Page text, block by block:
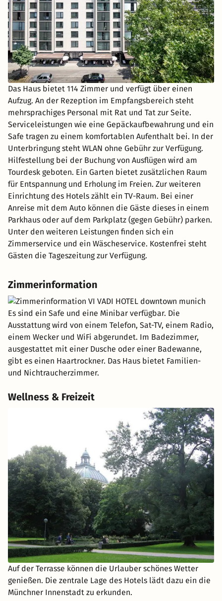
Das Haus bietet 114 Zimmer und verfügt über einen
Aufzug. An der Rezeption im Empfangsbereich steht
mehrsprachiges Personal mit Rat und Tat zur Seite.
Serviceleistungen wie eine Gepäckaufbewahrung und ein
Safe tragen zu einem komfortablen Aufenthalt bei. In der
Unterbringung steht WLAN ohne Gebühr zur Verfügung.
Hilfestellung bei der Buchung von Ausflügen wird am
Tourdesk geboten. Ein Garten bietet zusätzlichen Raum
für Entspannung und Erholung im Freien. Zur weiteren
Einrichtung des Hotels zählt ein TV-Raum. Bei einer
Anreise mit dem Auto können die Gäste dieses in einem
Parkhaus oder auf dem Parkplatz (gegen Gebühr) parken.
Unter den weiteren Leistungen finden sich ein
Zimmerservice und ein Wäscheservice. Kostenfrei steht
Gästen die Tageszeitung zur Verfügung.
Zimmerinformation
Es sind ein Safe und eine Minibar verfügbar. Die
Ausstattung wird von einem Telefon, Sat-TV, einem Radio,
einem Wecker und WiFi abgerundet. Im Badezimmer,
ausgestattet mit einer Dusche oder einer Badewanne,
gibt es einen Haartrockner. Das Haus bietet Familien-
und Nichtraucherzimmer.
Wellness & Freizeit
Auf der Terrasse können die Urlauber schönes Wetter
genießen. Die zentrale Lage des Hotels lädt dazu ein die
Münchner Innenstadt zu erkunden.